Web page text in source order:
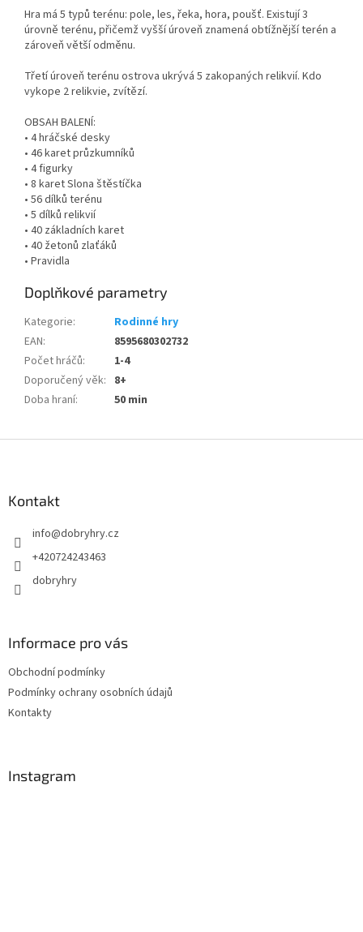
Hra má 5 typů terénu: pole, les, řeka, hora, poušť. Existují 3
úrovně terénu, přičemž vyšší úroveň znamená obtížnější terén a
zároveň větší odměnu.
Třetí úroveň terénu ostrova ukrývá 5 zakopaných relikvií. Kdo
vykope 2 relikvie, zvítězí.
OBSAH BALENÍ:
• 4 hráčské desky
• 46 karet průzkumníků
• 4 figurky
• 8 karet Slona štěstíčka
• 56 dílků terénu
• 5 dílků relikvií
• 40 základních karet
• 40 žetonů zlaťáků
• Pravidla
Doplňkové parametry
Kategorie:
Rodinné hry
EAN:
8595680302732
Počet hráčů:
1-4
Doporučený věk: 8+
Doba hraní: 50 min
Kontakt
info@dobryhry.cz
+420724243463
dobryhry
Informace pro vás
Obchodní podmínky
Podmínky ochrany osobních údajů
Kontakty
Instagram